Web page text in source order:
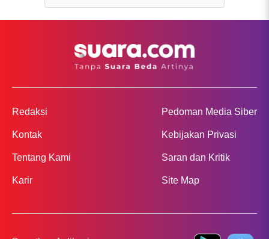
Redaksi
Kontak
Tentang Kami
Karir
Pedoman Media Siber
Kebijakan Privasi
Saran dan Kritik
Site Map